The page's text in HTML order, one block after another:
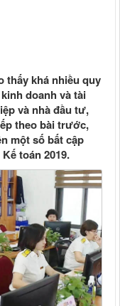
thấy khá nhiều quy
doanh và tài
và nhà đầu tư,
theo bài trước,
một số bất cập
toán 2019.